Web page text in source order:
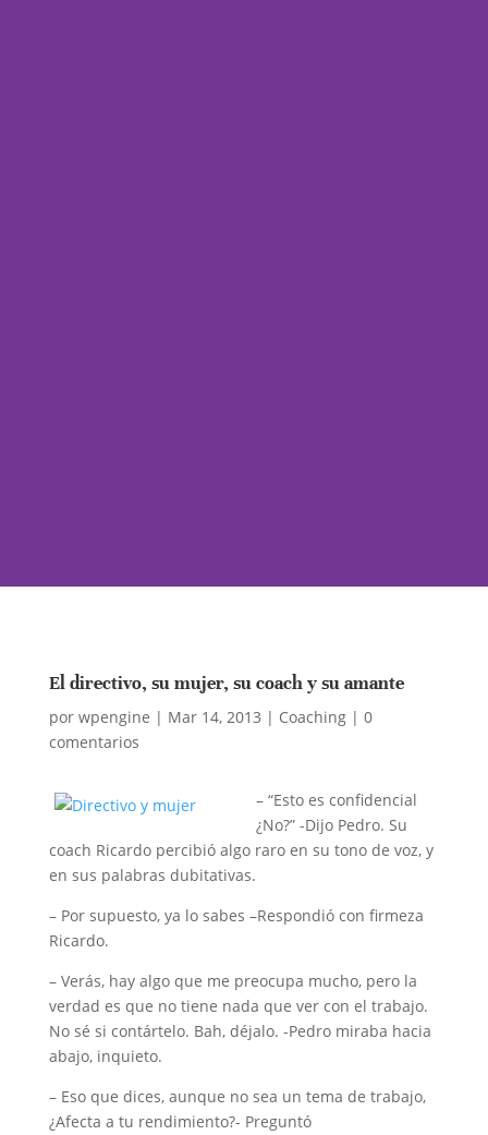
El directivo, su mujer, su coach y su amante
por wpengine | Mar 14, 2013 | Coaching| 0
comentarios
– “Esto es confidencial
¿No?” -Dijo Pedro. Su
coach Ricardo percibió algo raro en su tono de voz, y
en sus palabras dubitativas.
– Por supuesto, ya lo sabes –Respondió con firmeza
Ricardo.
– Verás, hay algo que me preocupa mucho, pero la
verdad es que no tiene nada que ver con el trabajo.
No sé si contártelo. Bah, déjalo. -Pedro miraba hacia
abajo, inquieto.
– Eso que dices, aunque no sea un tema de trabajo,
¿Afecta a tu rendimiento?- Preguntó